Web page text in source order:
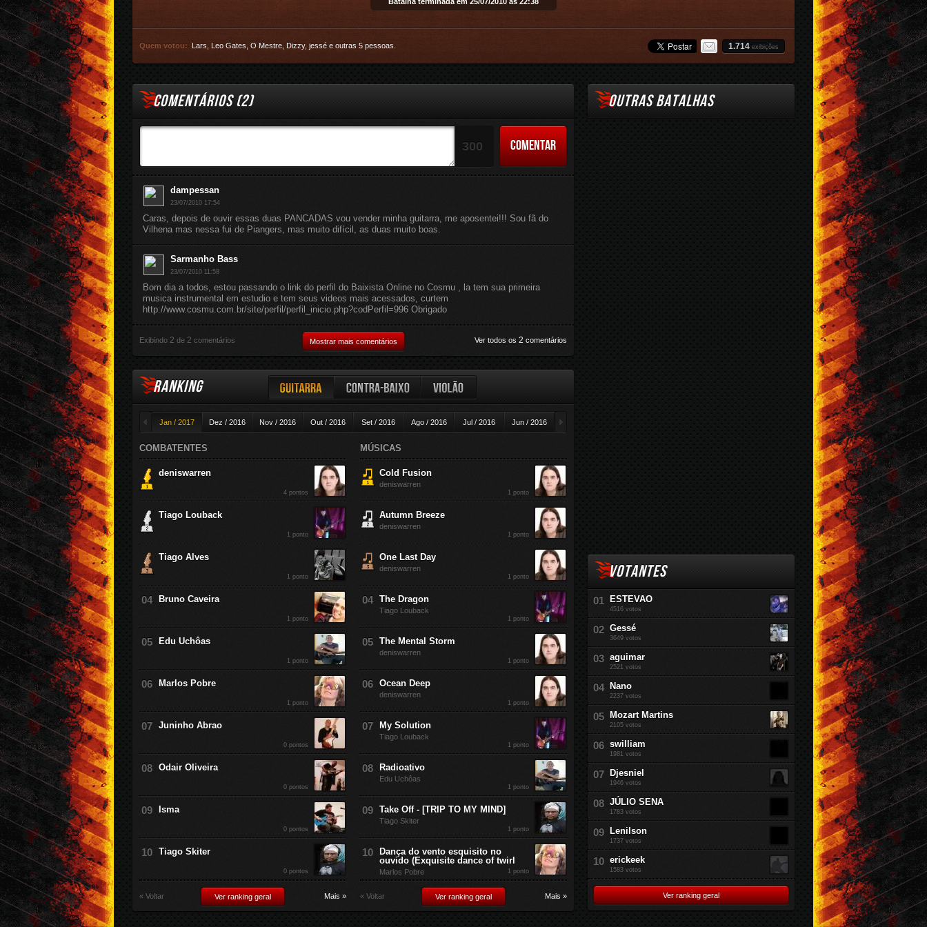
Quem votou: Lars, Leo Gates, O Mestre Dizzy, jessé e outras 5 pessoas.
Email 1.714 exibições
COMENTÁRIOS (2)
300 COMENTAR
dampessan
23/07/2010 17:54
Caras, depois de ouvir essas duas PANCADAS vou vender minha guitarra, me aposentei!!! Sou fã do
Vilhena mas nessa fui de Piangers, mas muito difícil, as duas muito boas.
Sarmanho Bass
23/07/2010 11:58
Bom dia a todos, estou passando o link do perfil do Baixista Online no Cosmu , la tem sua primeira
musica instrumental em estudio e tem seus videos mais acessados, curtem
http://www.cosmu.com.br/site/perfil/perfil_inicio.php?codPerfil=996 Obrigado
Exibindo 2 de 2 comentários Mostrar mais comentários Ver todos os 2 comentários
OUTRAS BATALHAS
RANKING
◄
Jan / 2017 Dez / 2016 Nov / 2016 Out / 2016 Set / 2016 Ago / 2016 Jul / 2016 Jun / 2016
Guitarra Contra-baixo Violão
COMBATENTES
deniswarren
4 pontos
Tiago Louback
1 ponto
Tiago Alves
1 ponto
Bruno Caveira
1 ponto
Edu Uchôas
1 ponto
Marlos Pobre
1 ponto
Juninho Abrao
0 pontos
Odair Oliveira
0 pontos
Isma
0 pontos
Tiago Skiter
0 pontos
« Voltar Ver ranking geral Mais »
MÚSICAS
Cold Fusion
deniswarren
1 ponto
Autumn Breeze
deniswarren
1 ponto
One Last Day
deniswarren
1 ponto
The Dragon
Tiago Louback
1 ponto
The Mental Storm
deniswarren
1 ponto
Ocean Deep
deniswarren
1 ponto
My Solution
Tiago Louback
1 ponto
Radioativo
Edu Uchôas
1 ponto
Take Off - [TRIP TO MY MIND]
Tiago Skiter
1 ponto
Dança do vento esquisito no
ouvido (Exquisite dance of twirl
Marlos Pobre 1 ponto
« Voltar Ver ranking geral Mais »
VOTANTES
ESTEVAO
4516 votos
Gessé
3649 votos
aguimar
2521 votos
Nano
2237 votos
Mozart Martins
2105 votos
swilliam
1981 votos
Djesniel
1946 votos
JÚLIO SENA
1783 votos
Lenilson
1737 votos
erickeek
1583 votos
Ver ranking geral